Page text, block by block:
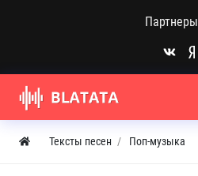
Партнеры
Тексты песен Поп-музыка